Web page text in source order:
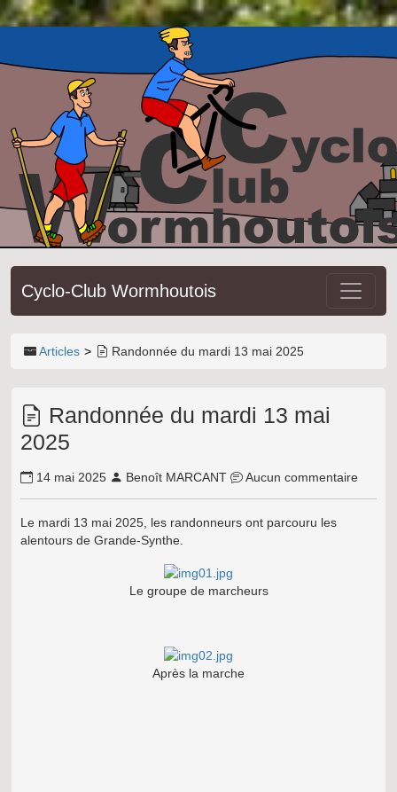
Cyclo-Club Wormhoutois
Articles Randonnée du mardi 13 mai 2025
Randonnée du mardi 13 mai
2025
14 mai 2025 Benoît MARCANT Aucun commentaire
Le mardi 13 mai 2025, les randonneurs ont parcouru les
alentours de Grande-Synthe.
Le groupe de marcheurs
Après la marche